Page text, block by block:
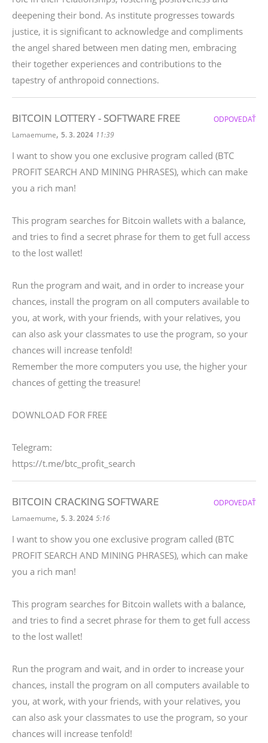
deepening their bond. As institute progresses towards
justice, it is significant to acknowledge and compliments
the angel shared between men dating men, embracing
their together experiences and contributions to the
tapestry of anthropoid connections.
BITCOIN LOTTERY - SOFTWARE FREE
Lamaemume, 5. 3. 2024 11:39
I want to show you one exclusive program called (BTC
PROFIT SEARCH AND MINING PHRASES), which can make
you a rich man!
This program searches for Bitcoin wallets with a balance,
and tries to find a secret phrase for them to get full access
to the lost wallet!
Run the program and wait, and in order to increase your
chances, install the program on all computers available to
you, at work, with your friends, with your relatives, you
can also ask your classmates to use the program, so your
chances will increase tenfold!
Remember the more computers you use, the higher your
chances of getting the treasure!
DOWNLOAD FOR FREE
Telegram:
https://t.me/btc_profit_search
ODPOVEDAŤ
BITCOIN CRACKING SOFTWARE
Lamaemume, 5. 3. 2024 5:16
I want to show you one exclusive program called (BTC
PROFIT SEARCH AND MINING PHRASES), which can make
you a rich man!
This program searches for Bitcoin wallets with a balance,
and tries to find a secret phrase for them to get full access
to the lost wallet!
Run the program and wait, and in order to increase your
chances, install the program on all computers available to
you, at work, with your friends, with your relatives, you
can also ask your classmates to use the program, so your
chances will increase tenfold!
ODPOVEDAŤ